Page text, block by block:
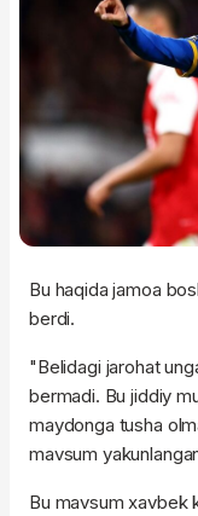
Bu haqida jamoa
berdi.
"Belidagi jarohat
bermadi. Bu jiddiy
maydonga tusha
mavsum
Bu mavsum xavbek